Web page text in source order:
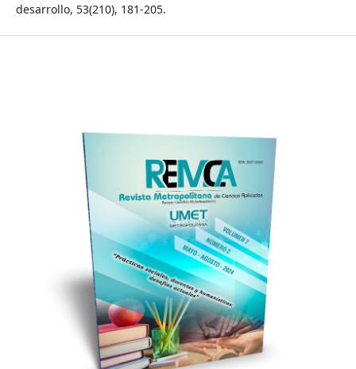
desarrollo, 53(210), 181-205.